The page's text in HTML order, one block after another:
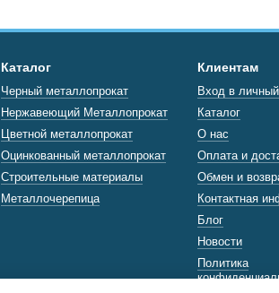
Каталог
Черный металлопрокат
Нержавеющий Металлопрокат
Цветной металлопрокат
Оцинкованный металлопрокат
Строительные материалы
Металлочерепица
Клиентам
Вход в
Каталог
О нас
Оплата и
Обмен и
Контактная
Блог
Новости
Политика